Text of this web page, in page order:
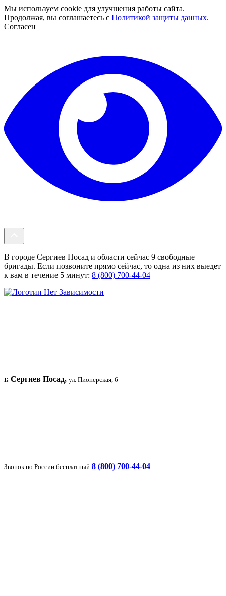
Мы используем cookie для улучшения работы сайта.
Продолжая, вы соглашаетесь с Политикой защиты данных.
Согласен
В городе Сергиев Посад и области сейчас 9 свободные
бригады. Если позвоните прямо сейчас, то одна из них выедет
к вам в течение 5 минут: 8 (800) 700-44-04
г. Сергиев Посад, ул. Пионерская, 6
Звонок по России бесплатный 8 (800) 700-44-04